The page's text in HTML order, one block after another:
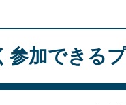
参加できる